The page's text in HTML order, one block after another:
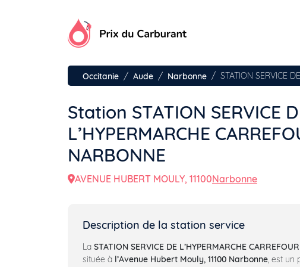
Occitanie Aude Narbonne STATION SERVICE
Station STATION SERVICE
L’HYPERMARCHE
NARBONNE
AVENUE HUBERT MOULY, 11100Narbonne
Description de la station service
La STATION SERVICE DE L’HYPERMARCHE
située à l’Avenue Hubert Mouly, 11100 Narbonne, est un